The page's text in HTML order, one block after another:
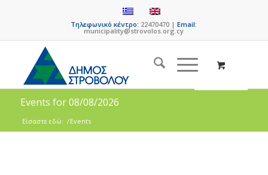
Τηλεφωνικό κέντρο: 22470470 |Email:
municipality@strovolos.org.cy
Events for 08/08/2026
Είσαστε εδώ: /Events